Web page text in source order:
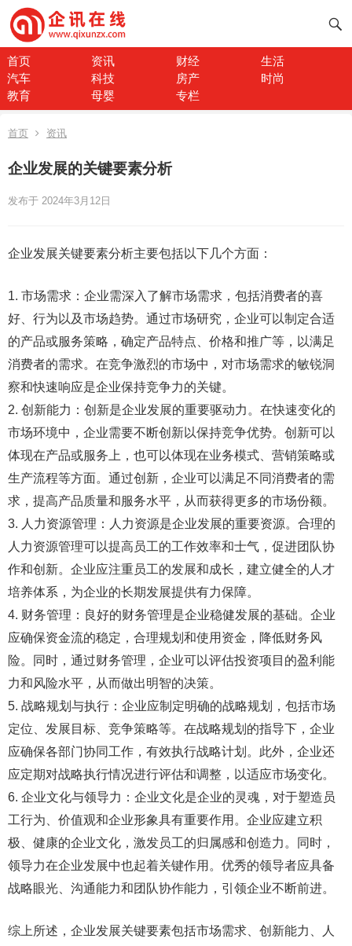
首页 资讯 财经
生活
汽车
科技 房产
时尚
教育
母婴 专栏
首页 资讯
企业发展的关键要素分析
发布于 2024年3月12日
企业发展关键要素分析主要包括以下几个方面：
1. 市场需求：企业需深入了解市场需求，包括消费者的喜
好、行为以及市场趋势。通过市场研究，企业可以制定合适
的产品或服务策略，确定产品特点、价格和推广等，以满足
消费者的需求。在竞争激烈的市场中，对市场需求的敏锐洞
察和快速响应是企业保持竞争力的关键。
2. 创新能力：创新是企业发展的重要驱动力。在快速变化的
市场环境中，企业需要不断创新以保持竞争优势。创新可以
体现在产品或服务上，也可以体现在业务模式、营销策略或
生产流程等方面。通过创新，企业可以满足不同消费者的需
求，提高产品质量和服务水平，从而获得更多的市场份额。
3. 人力资源管理：人力资源是企业发展的重要资源。合理的
人力资源管理可以提高员工的工作效率和士气，促进团队协
作和创新。企业应注重员工的发展和成长，建立健全的人才
培养体系，为企业的长期发展提供有力保障。
4. 财务管理：良好的财务管理是企业稳健发展的基础。企业
应确保资金流的稳定，合理规划和使用资金，降低财务风
险。同时，通过财务管理，企业可以评估投资项目的盈利能
力和风险水平，从而做出明智的决策。
5. 战略规划与执行：企业应制定明确的战略规划，包括市场
定位、发展目标、竞争策略等。在战略规划的指导下，企业
应确保各部门协同工作，有效执行战略计划。此外，企业还
应定期对战略执行情况进行评估和调整，以适应市场变化。
6. 企业文化与领导力：企业文化是企业的灵魂，对于塑造员
工行为、价值观和企业形象具有重要作用。企业应建立积
极、健康的企业文化，激发员工的归属感和创造力。同时，
领导力在企业发展中也起着关键作用。优秀的领导者应具备
战略眼光、沟通能力和团队协作能力，引领企业不断前进。
综上所述，企业发展关键要素包括市场需求、创新能力、人